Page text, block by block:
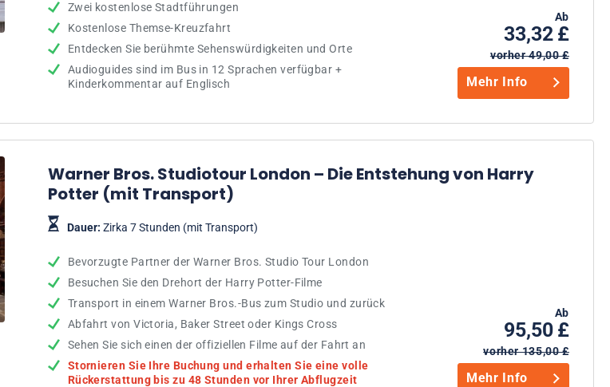
Zwei kostenlose Stadtführungen
Kostenlose Themse-Kreuzfahrt
Entdecken Sie berühmte Sehenswürdigkeiten und Orte
Audioguides sind im Bus in 12 Sprachen verfügbar +
Kinderkommentar auf Englisch
Ab
33,32 £
vorher 49,00 £
Mehr Info
Warner Bros. Studiotour London – Die Entstehung von Harry
Potter (mit Transport)
Dauer: Zirka 7 Stunden (mit Transport)
Bevorzugte Partner der Warner Bros. Studio Tour London
Besuchen Sie den Drehort der Harry Potter-Filme
Transport in einem Warner Bros.-Bus zum Studio und zurück
Abfahrt von Victoria, Baker Street oder Kings Cross
Sehen Sie sich einen der offiziellen Filme auf der Fahrt an
Stornieren Sie Ihre Buchung und erhalten Sie eine volle
Rückerstattung bis zu 48 Stunden vor Ihrer Abflugzeit
Ab
95,50 £
vorher 135,00 £
Mehr Info